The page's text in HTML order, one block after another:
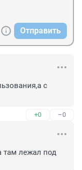
Отправить
с
+0 –0
там лежал под